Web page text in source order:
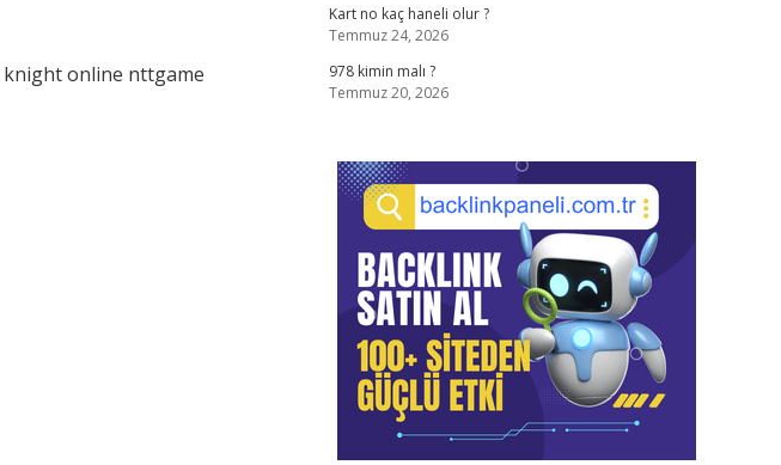
knight online nttgame
Kart no kaç haneli olur ?
Temmuz 24, 2026
978 kimin malı ?
Temmuz 20, 2026